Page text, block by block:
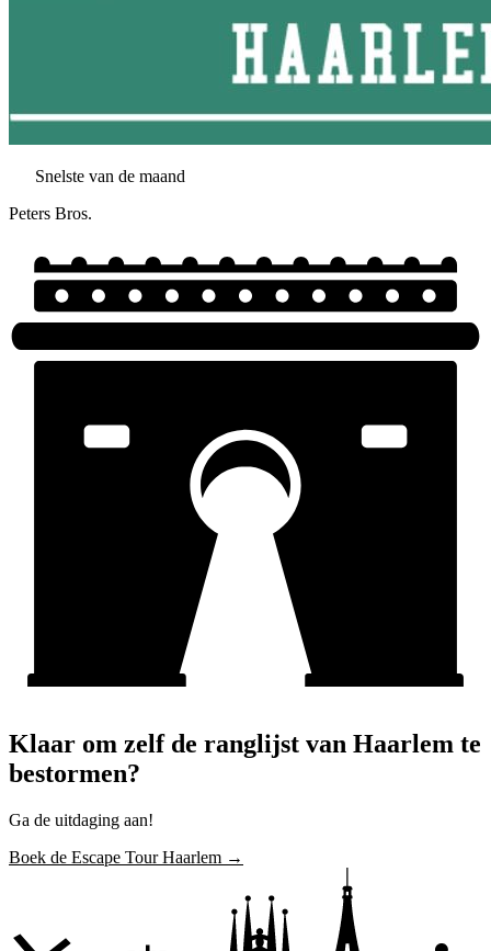
Snelste van de maand
Peters Bros.
Klaar om zelf de ranglijst van Haarlem te
bestormen?
Ga de uitdaging aan!
Boek de Escape Tour Haarlem →